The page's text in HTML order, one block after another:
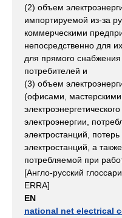
(2) объем
импортируемой из-за
коммерческими
непосредственно для
для прямого
потребителей и
(3) объем
(офисами,
электроэнергии,
электростанций,
электростанций, а
потребляемой при
[Англо-русский
ERRA]
EN
national net electrical